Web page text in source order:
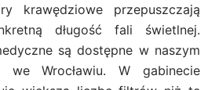
krawędziowe przepuszczają
długość fali świetlnej.
są dostępne w naszym
we Wrocławiu. W gabinecie